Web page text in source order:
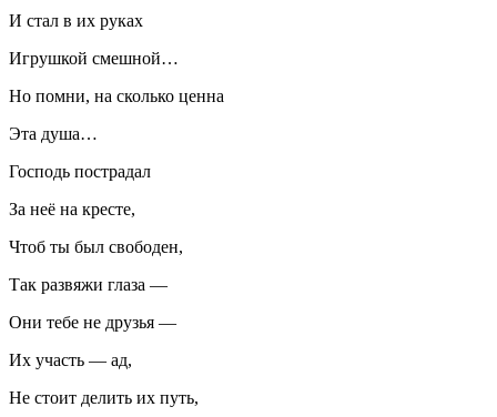
И стал в их руках
Игрушкой смешной…
Но помни, на сколько ценна
Эта душа…
Господь пострадал
За неё на кресте,
Чтоб ты был свободен,
Так развяжи глаза —
Они тебе не друзья —
Их участь — ад,
Не стоит делить их путь,